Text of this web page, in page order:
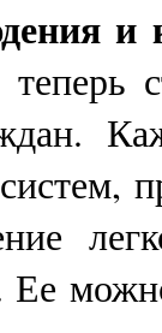
и
Ее